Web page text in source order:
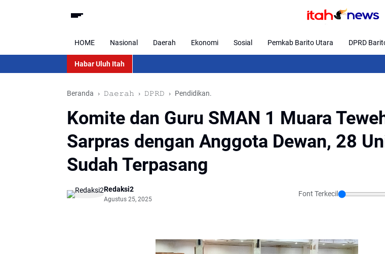
HOME Nasional Daerah Ekonomi Sosial Pemkab Barito Utara DPRD
Habar Uluh Itah
Beranda 𝙳𝚊𝚎𝚛𝚊𝚑 𝙳𝙿𝚁𝙳 Pendidikan.
Komite dan Guru SMAN 1 Muara
Sarpras dengan Anggota Dewan, 28
Sudah Terpasang
Redaksi2
Agustus 25, 2025
Font Terkecil